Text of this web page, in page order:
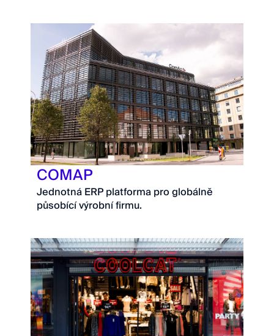
COMAP
Jednotná ERP platforma pro globálně
působící výrobní firmu.